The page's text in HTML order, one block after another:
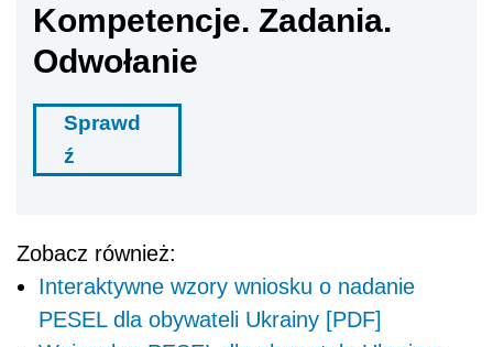
Kompetencje. Zadania.
Odwołanie
Sprawd
ź
Zobacz również:
Interaktywne wzory wniosku o nadanie
PESEL dla obywateli Ukrainy [PDF]